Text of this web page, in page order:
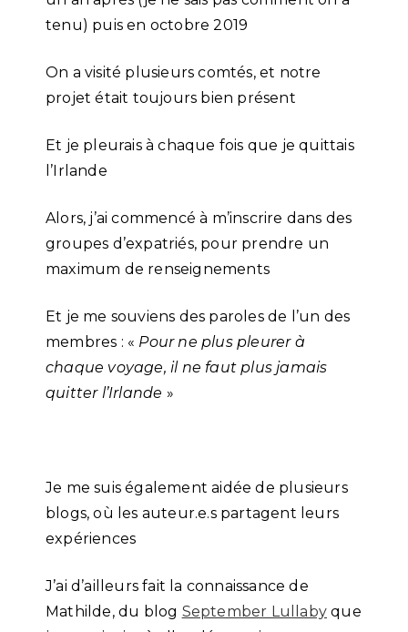
tenu) puis en octobre 2019
On a visité plusieurs comtés, et notre
projet était toujours bien présent
Et je pleurais à chaque fois que je quittais
l’Irlande
Alors, j’ai commencé à m’inscrire dans des
groupes d’expatriés, pour prendre un
maximum de renseignements
Et je me souviens des paroles de l’un des
membres : « Pour ne plus pleurer à
chaque voyage, il ne faut plus jamais
quitter l’Irlande »
Je me suis également aidée de plusieurs
blogs, où les auteur.e.s partagent leurs
expériences
J’ai d’ailleurs fait la connaissance de
Mathilde, du blog September Lullaby que